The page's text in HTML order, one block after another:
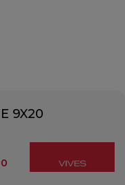
9X20